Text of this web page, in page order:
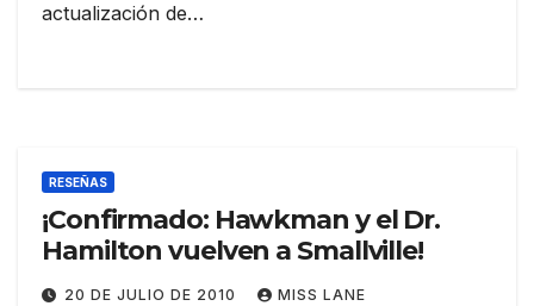
actualización de…
RESEÑAS
¡Confirmado: Hawkman y el Dr.
Hamilton vuelven a Smallville!
20 DE JULIO DE 2010 MISS LANE